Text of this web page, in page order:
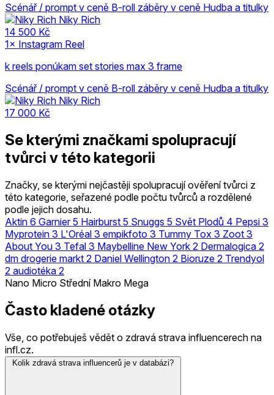
Scénář / prompt v ceně B-roll záběry v ceně Hudba a titulky
Niky Rich
14 500 Kč
1× Instagram Reel
k reels ponúkam set stories max 3 frame
Scénář / prompt v ceně B-roll záběry v ceně Hudba a titulky
Niky Rich
17 000 Kč
Se kterými značkami spolupracují
tvůrci v této kategorii
Značky, se kterými nejčastěji spolupracují ověření tvůrci z
této kategorie, seřazené podle počtu tvůrců a rozdělené
podle jejich dosahu.
Aktin 6 Garnier 5 Hairburst 5 Snuggs 5 Svět Plodů 4 Pepsi 3
Myprotein 3 L'Oréal 3 empikfoto 3 Tummy Tox 3 Zoot 3
About You 3 Tefal 3 Maybelline New York 2 Dermalogica 2
dm drogerie markt 2 Daniel Wellington 2 Bioruze 2 Trendyol
2 audiotéka 2
Nano Micro Střední Makro Mega
Často kladené otázky
Vše, co potřebuješ vědět o zdravá strava influencerech na
infl.cz.
Kolik zdravá strava influencerů je v databázi?